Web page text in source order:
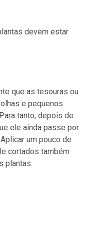
devem estar
que as tesouras ou
e pequenos
tanto, depois de
ele ainda passe por
um pouco de
cortados também
plantas.